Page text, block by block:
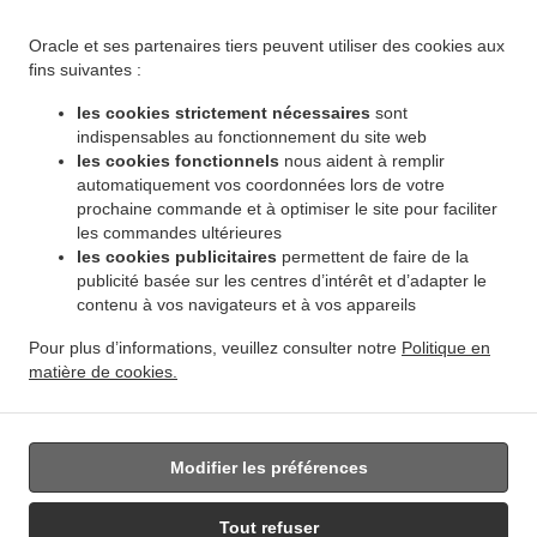
Oracle et ses partenaires tiers peuvent utiliser des cookies aux
fins suivantes :
les cookies strictement nécessaires sont
indispensables au fonctionnement du site web
les cookies fonctionnels nous aident à remplir
automatiquement vos coordonnées lors de votre
prochaine commande et à optimiser le site pour faciliter
les commandes ultérieures
les cookies publicitaires permettent de faire de la
publicité basée sur les centres d’intérêt et d’adapter le
contenu à vos navigateurs et à vos appareils
Pour plus d’informations, veuillez consulter notre Politique en
matière de cookies.
Tout refuser
Modifier les préférences
cuisinés African Food Winnipeg Vista
.
cuisinés African Food Winnipeg River Park South Livraison de plats cuisinés African
Food Winnipeg Powerview . Livraison de plats cuisinés African Food Winnipeg
Middlechurch . Livraison de plats cuisinés African Food Winnipeg Vermette . Livraison de
.
Livraison de plats cuisinés African Food East Saint Paul Ki l- Cona Park Livraison
de plats cuisinés African Food East Saint Paul . Livraison de plats cuisinés African Food
cuisinés African Food Traverse Bay